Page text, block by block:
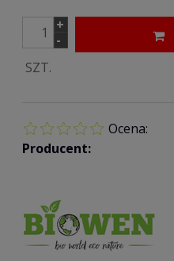
+
-
SZT.
Ocena:
Producent: